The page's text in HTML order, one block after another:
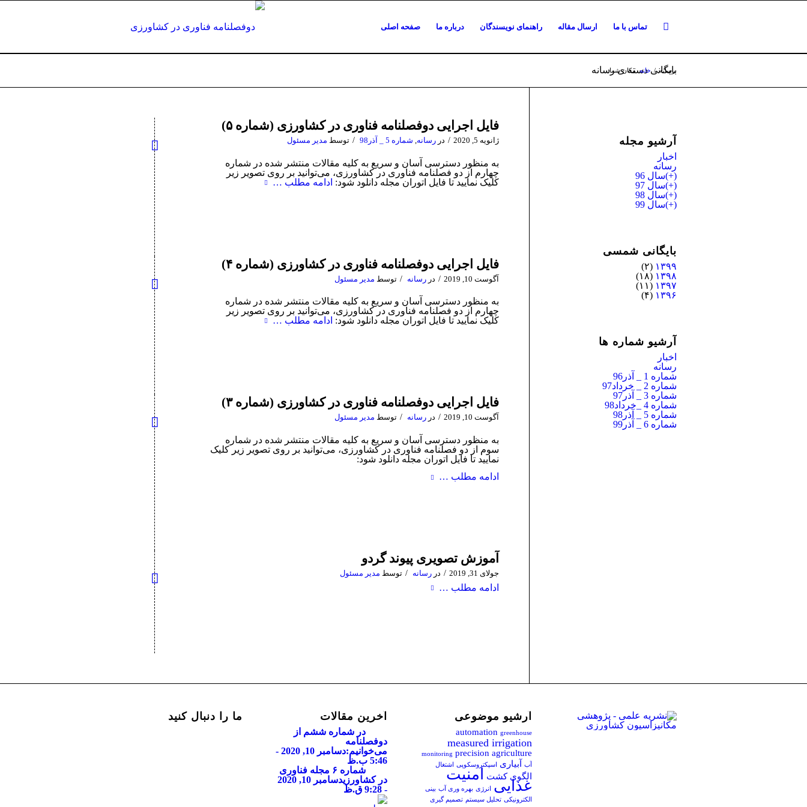
صفحه اصلی درباره ما راهنمای نویسندگان ارسال مقاله تماس با ما
بایگانی دسته ی رسانه
مکان شما: خانه / رسانه
فایل اجرایی دوفصلنامه فناوری در کشاورزی (شماره ۵)
ژانویه 5, 2020 / در رسانه, شماره 5 _ آذر98 / توسط مدیر مسئول
به منظور دسترسی آسان و سریع به کلیه مقالات منتشر شده در شماره
چهارم از دو فصلنامه فناوری در کشاورزی، می‌توانید بر روی تصویر زیر
کلیک نمایید تا فایل اتوران مجله دانلود شود: ادامه مطلب …
فایل اجرایی دوفصلنامه فناوری در کشاورزی (شماره ۴)
آگوست 10, 2019 / در رسانه / توسط مدیر مسئول
به منظور دسترسی آسان و سریع به کلیه مقالات منتشر شده در شماره
چهارم از دو فصلنامه فناوری در کشاورزی، می‌توانید بر روی تصویر زیر
کلیک نمایید تا فایل اتوران مجله دانلود شود: ادامه مطلب …
فایل اجرایی دوفصلنامه فناوری در کشاورزی (شماره ۳)
آگوست 10, 2019 / در رسانه / توسط مدیر مسئول
به منظور دسترسی آسان و سریع به کلیه مقالات منتشر شده در شماره
سوم از دو فصلنامه فناوری در کشاورزی، می‌توانید بر روی تصویر زیر کلیک
نمایید تا فایل اتوران مجله دانلود شود:
ادامه مطلب …
آموزش تصویری پیوند گردو
جولای 31, 2019 / در رسانه / توسط مدیر مسئول
ادامه مطلب …
آرشیو مجله
اخبار
رسانه
(+)سال 96
(+)سال 97
(+)سال 98
(+)سال 99
بایگانی شمسی
۱۳۹۹ (۲)
۱۳۹۸ (۱۸)
۱۳۹۷ (۱۱)
۱۳۹۶ (۴)
آرشیو شماره ها
اخبار
رسانه
شماره 1 _ آذر96
شماره 2 _ خرداد97
شماره 3 _ آذر97
شماره 4 _خرداد98
شماره 5 _ آذر98
شماره 6 _ آذر99
ما را دنبال کنید آخرین مقالات
در شماره ششم از
دوفصلنامه
می‌خوانیم:
دسامبر 10, 2020 -
5:46 ب.ظ
شماره ۶ مجله فناوری
در کشاورزی
دسامبر 10, 2020
- 9:28 ق.ظ
آرشیو موضوعی
automation greenhouse
measured irrigation
monitoring precision agriculture
آب آبیاری اسپکتروسکوپی اشتغال
الگوی کشت امنیت
غذایی انرژی بهره وری آب بینی
الکترونیکی تحلیل سیستم تصمیم گیری